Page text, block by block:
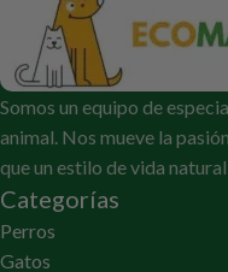
Somos un equipo de
animal. Nos mueve la
que un estilo de vida
Categorías
Perros
Gatos